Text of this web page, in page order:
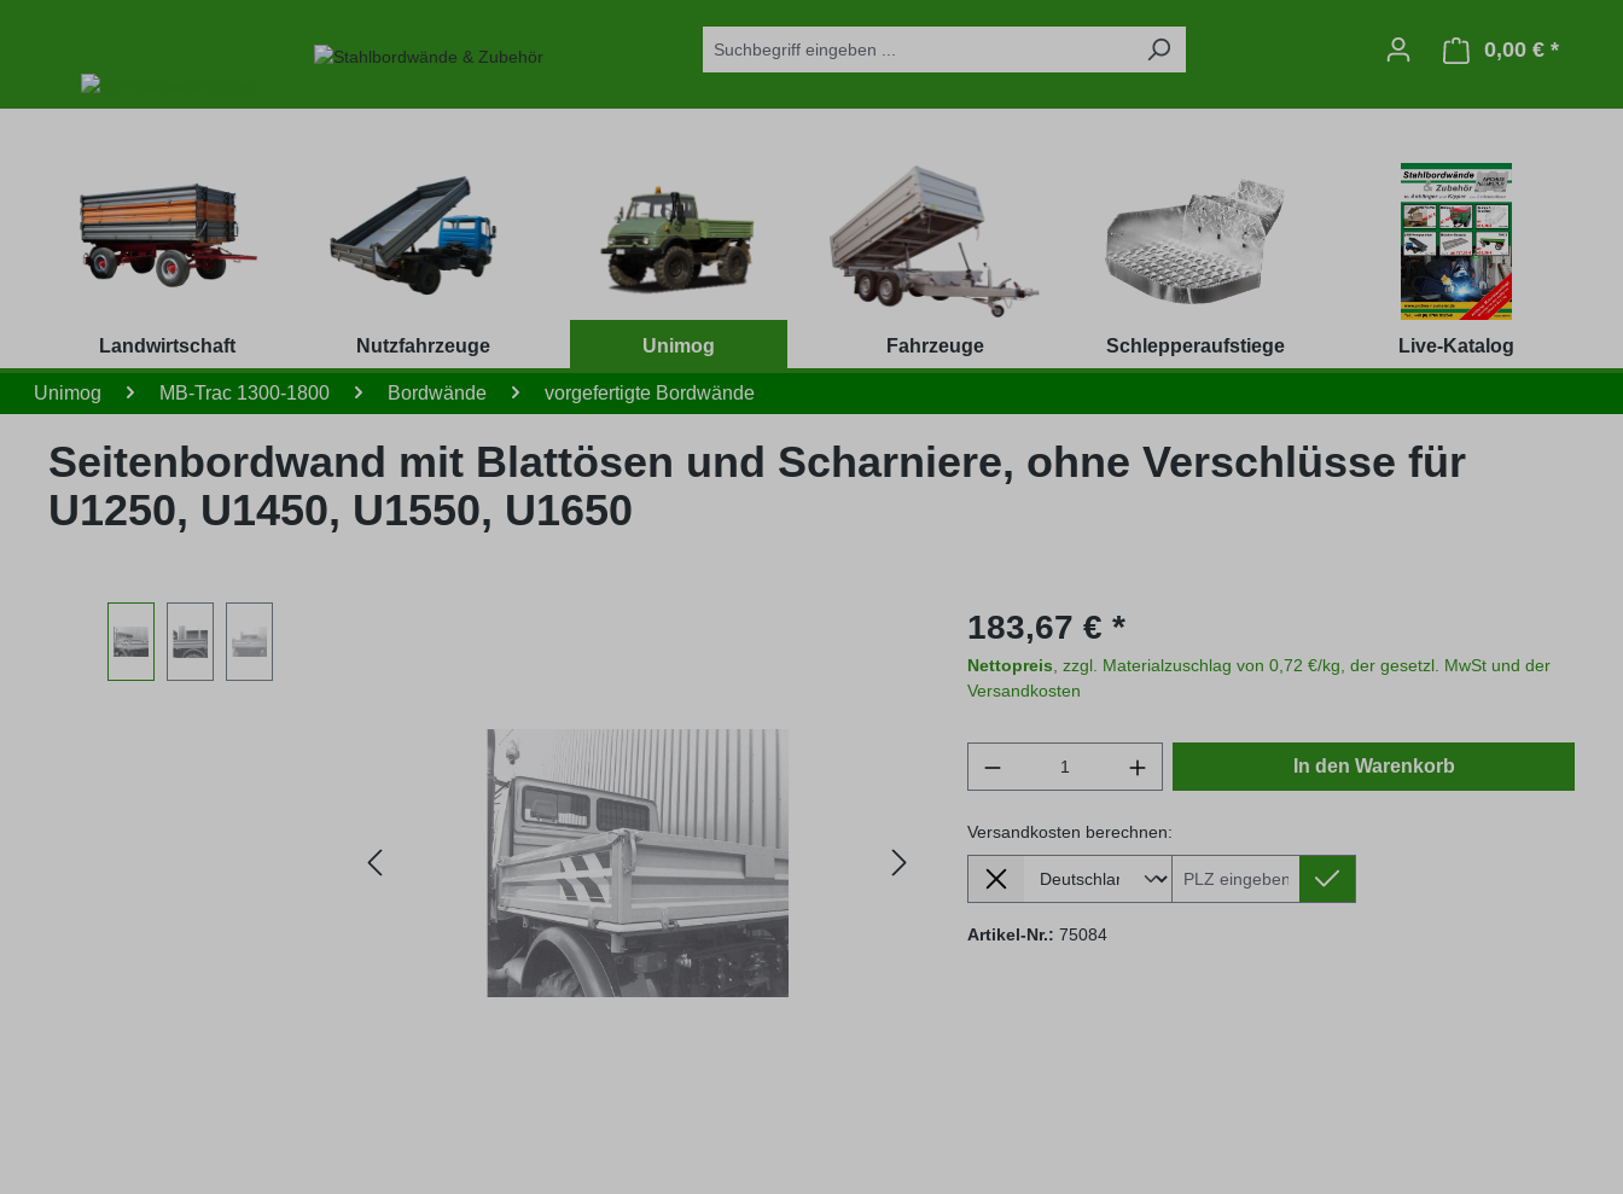
0,00 € *
Landwirtschaft Nutzfahrzeuge Unimog Fahrzeuge Schlepperaufstiege Live-Katalog
Unimog MB-Trac 1300-1800 Bordwände vorgefertigte Bordwände
Seitenbordwand mit Blattösen und Scharniere, ohne Verschlüsse für
U1250, U1450, U1550, U1650
Regulärer Preis:
183,67 € *
Nettopreis , zzgl. Materialzuschlag von 0,72 €/kg, der gesetzl. MwSt und der
Versandkosten
Produkt Anzahl: Gib den gewünschten Wert ein
In den Warenkorb
Versandkosten berechnen:
Lieferland
Versandkosten berechnen:
Artikel-Nr.: 75084